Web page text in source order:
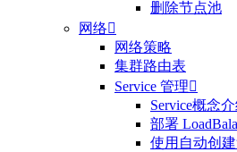
删除节点池
网络
网络策略
集群路由表
Service 管理
Service概念
部署
使用自动创